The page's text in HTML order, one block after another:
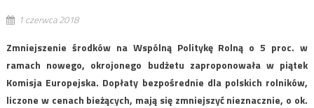
1 czerwca 2018
Zmniejszenie środków na Wspólną Politykę Rolną o 5 proc. w
ramach nowego, okrojonego budżetu zaproponowała w piątek
Komisja Europejska. Dopłaty bezpośrednie dla polskich rolników,
liczone w cenach bieżących, mają się zmniejszyć nieznacznie, o ok.